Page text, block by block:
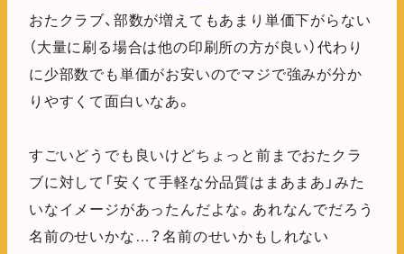
おたクラブ、部数が増えてもあまり単価下がらない
（大量に刷る場合は他の印刷所の方が良い）代わり
に少部数でも単価がお安いのでマジで強みが分か
りやすくて面白いなあ。
すごいどうでも良いけどちょっと前までおたクラ
ブに対して「安くて手軽な分品質はまあまあ」みた
いなイメージがあったんだよな。あれなんでだろう
名前のせいかな…？名前のせいかもしれない